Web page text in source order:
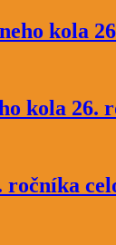
kola
kola
ročníka